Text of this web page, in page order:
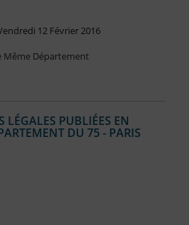
12 Février 2016
Même Département
LÉGALES PUBLIÉES EN
DU 75 - PARIS